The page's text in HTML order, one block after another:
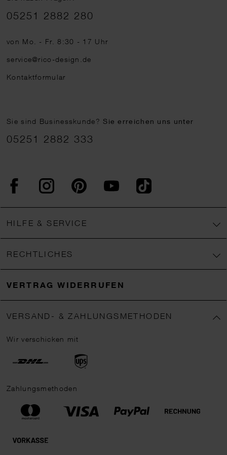
Telefonnummer
05251 2882 280
von Mo. - Fr. 8:30 - 17 Uhr
service@rico-design.de
Kontaktformular
Sie sind Businesskunde?Sie erreichen uns unter
05251 2882 333
FacebookInstagram PinterestYouTubeTikTok
HILFE & SERVICE
RECHTLICHES
VERTRAG WIDERRUFEN
VERSAND- & ZAHLUNGSMETHODEN
Wir verschicken mit
Zahlungsmethoden